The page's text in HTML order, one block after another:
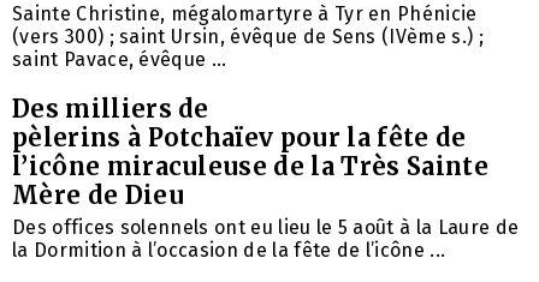
Sainte Christine, mégalomartyre à Tyr en Phénicie
(vers 300) ; saint Ursin, évêque de Sens (IVème s.) ;
saint Pavace, évêque ...
Des milliers de
pèlerins à Potchaïev pour la fête de
l’icône miraculeuse de la Très Sainte
Mère de Dieu
Des offices solennels ont eu lieu le 5 août à la Laure de
la Dormition à l’occasion de la fête de l’icône ...